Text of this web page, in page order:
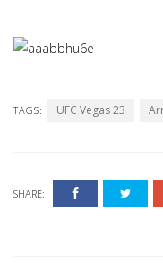
TAGS: UFC Vegas 23
SHARE: